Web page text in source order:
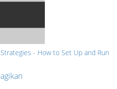
- How to Set Up and Run